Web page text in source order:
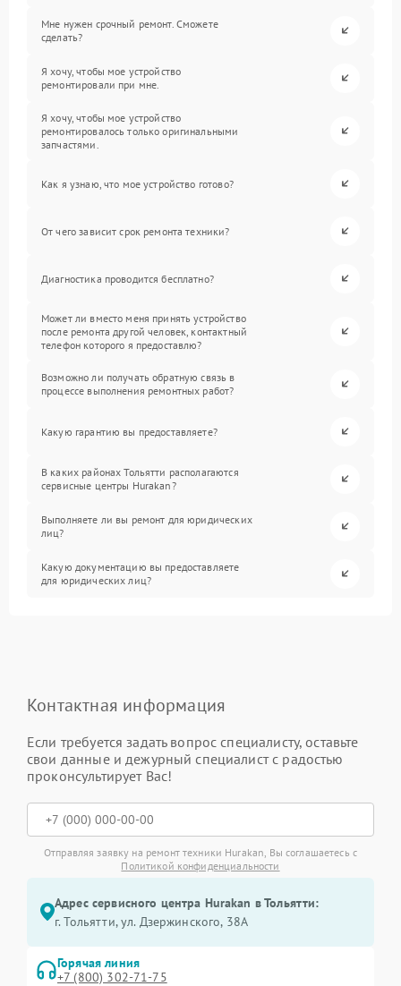
Мне нужен срочный ремонт. Сможете
сделать?
Я хочу, чтобы мое устройство
ремонтировали при мне.
Я хочу, чтобы мое устройство
ремонтировалось только оригинальными
запчастями.
Как я узнаю, что мое устройство готово?
От чего зависит срок ремонта техники?
Диагностика проводится бесплатно?
Может ли вместо меня принять устройство
после ремонта другой человек, контактный
телефон которого я предоставлю?
Возможно ли получать обратную связь в
процессе выполнения ремонтных работ?
Какую гарантию вы предоставляете?
В каких районах Тольятти располагаются
сервисные центры Hurakan?
Выполняете ли вы ремонт для юридических
лиц?
Какую документацию вы предоставляете
для юридических лиц?
Контактная информация
Если требуется задать вопрос специалисту, оставьте
свои данные и дежурный специалист с радостью
проконсультирует Вас!
Отправляя заявку на ремонт техники Hurakan, Вы соглашаетесь с
Политикой конфиденциальности
Адрес сервисного центра Hurakan в Тольятти:
г. Тольятти, ул. Дзержинского, 38А
Горячая линия
+7 (800) 302-71-75